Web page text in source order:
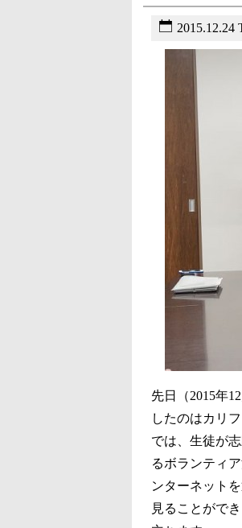
2015.12.24
先日（2015年
したのはカリ
では、生徒が
るボランティ
ンターネット
見ることがで